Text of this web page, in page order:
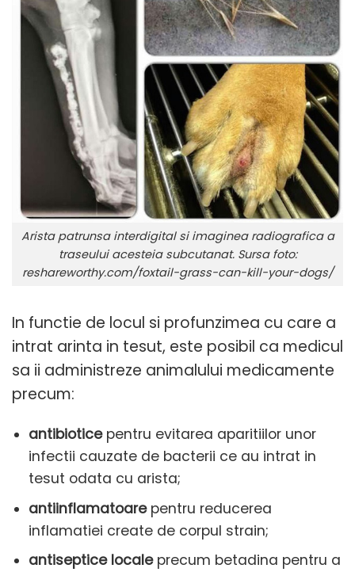
Arista patrunsa interdigital si imaginea radiografica a
traseului acesteia subcutanat. Sursa foto:
reshareworthy.com/foxtail-grass-can-kill-your-dogs/
In functie de locul si profunzimea cu care a
intrat arinta in tesut, este posibil ca medicul
sa ii administreze animalului medicamente
precum:
antibioticepentru evitarea aparitiilor unor
infectii cauzate de bacterii ce au intrat in
tesut odata cu arista;
antiinflamatoarepentru reducerea
inflamatiei create de corpul strain;
antiseptice localeprecum betadina pentru a